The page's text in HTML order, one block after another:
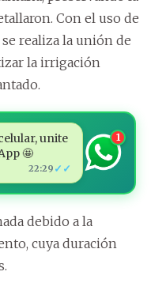
Con el uso de
realiza la unión de
la irrigación
unite
🤩
22:29 ✓✓
1
debido a la
cuya duración